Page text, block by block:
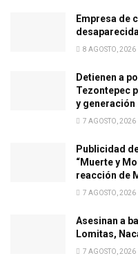
Empresa de
8 AGOSTO, 2026
Detienen a
Tezontepec
y generación
7 AGOSTO, 2026
Publicidad
“Muerte y
reacción de
7 AGOSTO, 2026
Asesinan a
Lomitas,
7 AGOSTO, 2026